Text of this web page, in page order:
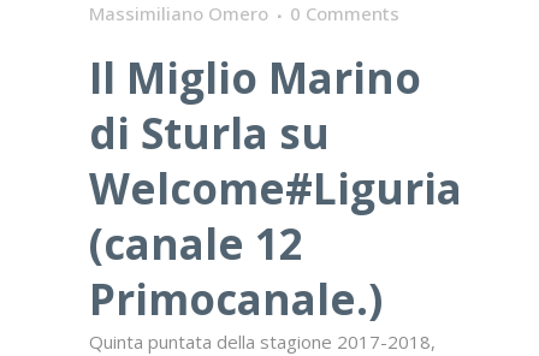
Massimiliano Omero
0 Comments
Il Miglio Marino
di Sturla su
Welcome#Liguria
(canale 12
Primocanale.)
Quinta puntata della stagione 2017-2018,